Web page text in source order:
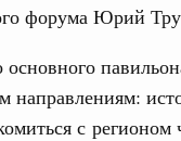
форума Юрий
основного
направлениям:
с